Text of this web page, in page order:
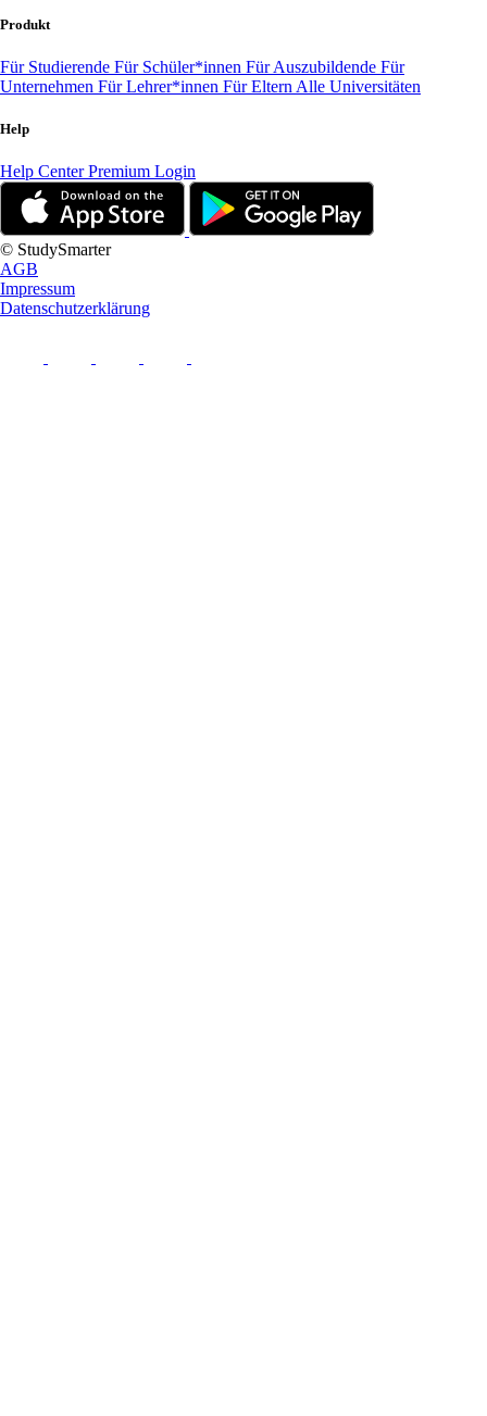
Produkt
Für Studierende Für Schüler*innen Für Auszubildende Für
Unternehmen Für Lehrer*innen Für Eltern Alle Universitäten
Help
Help CenterPremium Login
© StudySmarter
AGB
Impressum
Datenschutzerklärung